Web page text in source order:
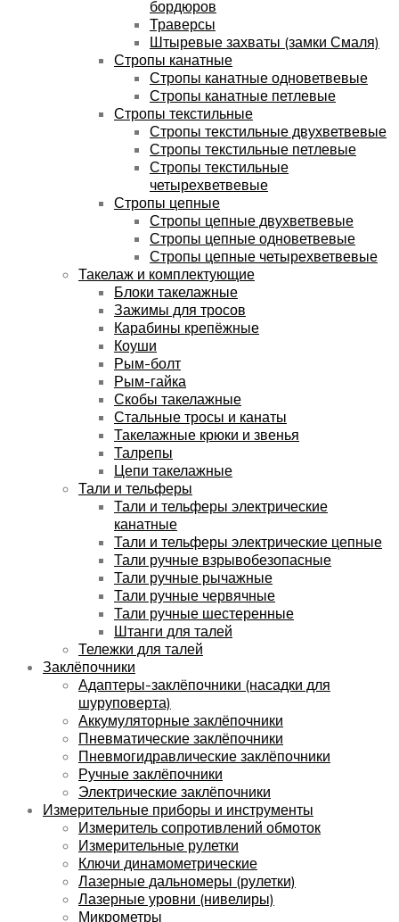
бордюров
Траверсы
Штыревые захваты (замки Смаля)
Стропы канатные
Стропы канатные одноветвевые
Стропы канатные петлевые
Стропы текстильные
Стропы текстильные двухветвевые
Стропы текстильные петлевые
Стропы текстильные
четырехветвевые
Стропы цепные
Стропы цепные двухветвевые
Стропы цепные одноветвевые
Стропы цепные четырехветвевые
Такелаж и комплектующие
Блоки такелажные
Зажимы для тросов
Карабины крепёжные
Коуши
Рым-болт
Рым-гайка
Скобы такелажные
Стальные тросы и канаты
Такелажные крюки и звенья
Талрепы
Цепи такелажные
Тали и тельферы
Тали и тельферы электрические
канатные
Тали и тельферы электрические цепные
Тали ручные взрывобезопасные
Тали ручные рычажные
Тали ручные червячные
Тали ручные шестеренные
Штанги для талей
Тележки для талей
Заклёпочники
Адаптеры-заклёпочники (насадки для
шуруповерта)
Аккумуляторные заклёпочники
Пневматические заклёпочники
Пневмогидравлические заклёпочники
Ручные заклёпочники
Электрические заклёпочники
Измерительные приборы и инструменты
Измеритель сопротивлений обмоток
Измерительные рулетки
Ключи динамометрические
Лазерные дальномеры (рулетки)
Лазерные уровни (нивелиры)
Микрометры